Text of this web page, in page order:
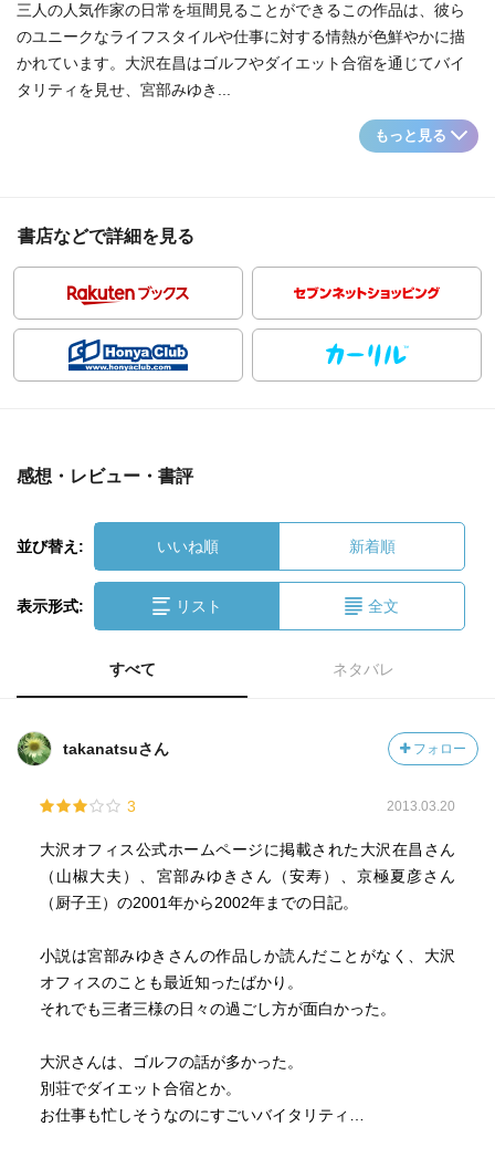
三人の人気作家の日常を垣間見ることができるこの作品は、彼ら
のユニークなライフスタイルや仕事に対する情熱が色鮮やかに描
かれています。大沢在昌はゴルフやダイエット合宿を通じてバイ
タリティを見せ、宮部みゆき...
もっと見る
書店などで詳細を見る
感想・レビュー・書評
並び替え: いいね順 新着順
表示形式: リスト 全文
すべて ネタバレ
takanatsuさん フォロー
3 2013.03.20
大沢オフィス公式ホームページに掲載された大沢在昌さん
（山椒大夫）、宮部みゆきさん（安寿）、京極夏彦さん
（厨子王）の2001年から2002年までの日記。
小説は宮部みゆきさんの作品しか読んだことがなく、大沢
オフィスのことも最近知ったばかり。
それでも三者三様の日々の過ごし方が面白かった。
大沢さんは、ゴルフの話が多かった。
別荘でダイエット合宿とか。
お仕事も忙しそうなのにすごいバイタリティ…